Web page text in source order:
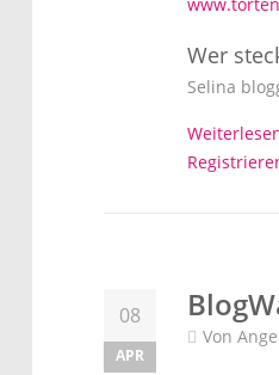
Wer
Selina
08
APR
Von